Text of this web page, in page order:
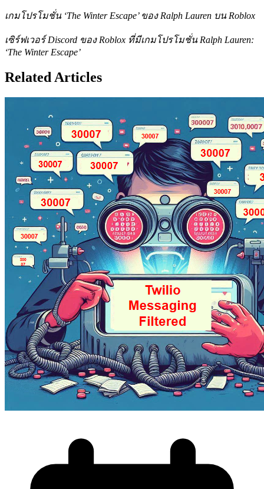
เกมโปรโมชั่น ‘The Winter Escape’ ของ Ralph Lauren บน Roblox
เซิร์ฟเวอร์ Discord ของ Roblox ที่มีเกมโปรโมชั่น Ralph Lauren:
‘The Winter Escape’
Related Articles